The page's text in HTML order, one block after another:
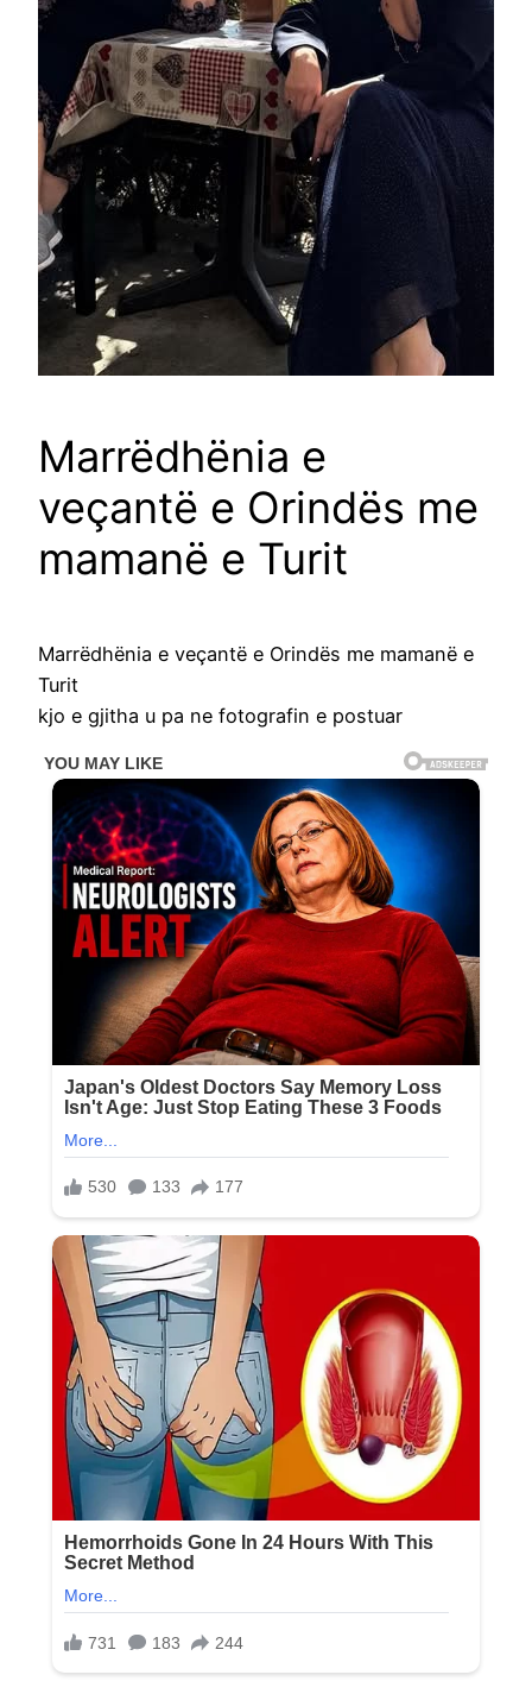
Marrëdhënia e
veçantë e Orindës me
mamanë e Turit
Marrëdhënia e veçantë e Orindës me mamanë e
Turit
kjo e gjitha u pa ne fotografin e postuar